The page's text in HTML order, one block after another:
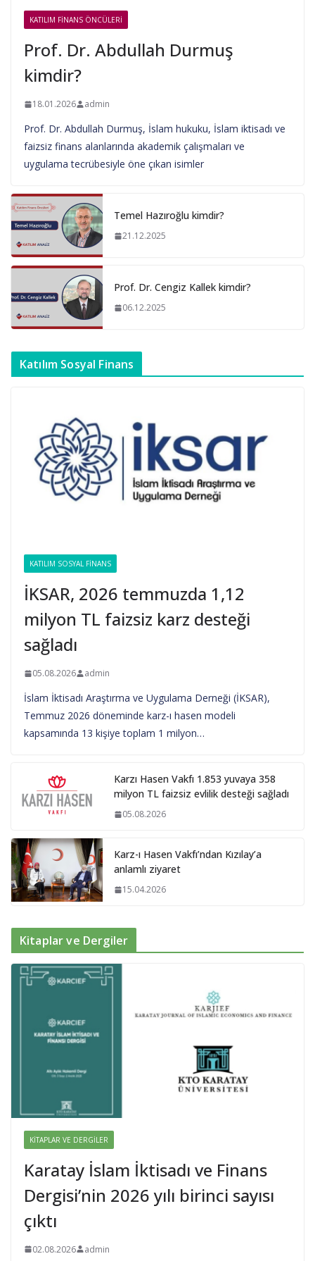
KATILIM FINANS ÖNCÜLERI
Prof. Dr. Abdullah Durmuş
kimdir?
18.01.2026 admin
Prof. Dr. Abdullah Durmuş, İslam hukuku, İslam iktisadı ve
faizsiz finans alanlarında akademik çalışmaları ve
uygulama tecrübesiyle öne çıkan isimler
Temel Hazıroğlu kimdir?
21.12.2025
Prof. Dr. Cengiz Kallek kimdir?
06.12.2025
Katılım Sosyal Finans
KATILIM SOSYAL FINANS
İKSAR, 2026 temmuzda 1,12
milyon TL faizsiz karz desteği
sağladı
05.08.2026 admin
İslam İktisadı Araştırma ve Uygulama Derneği (İKSAR),
Temmuz 2026 döneminde karz-ı hasen modeli
kapsamında 13 kişiye toplam 1 milyon…
Karzı Hasen Vakfı 1.853 yuvaya 358
milyon TL faizsiz evlilik desteği sağladı
05.08.2026
Karz-ı Hasen Vakfı’ndan Kızılay’a
anlamlı ziyaret
15.04.2026
Kitaplar ve Dergiler
KITAPLAR VE DERGILER
Karatay İslam İktisadı ve Finans
Dergisi’nin 2026 yılı birinci sayısı
çıktı
02.08.2026 admin